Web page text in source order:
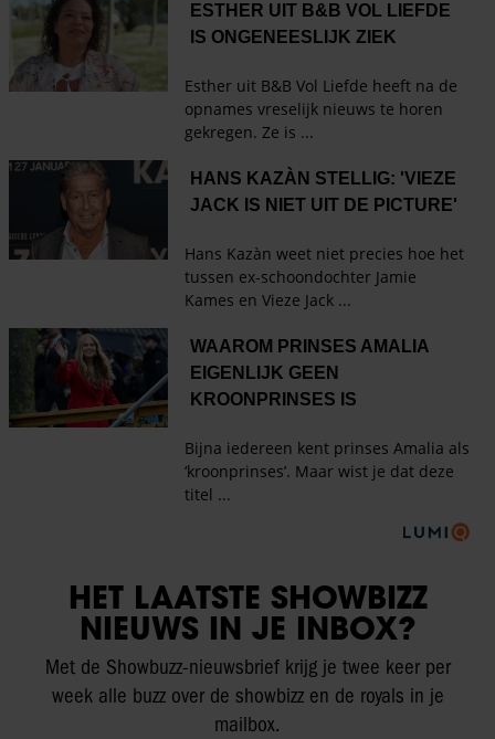
HET LAATSTE SHOWBIZZ
NIEUWS IN JE INBOX?
Met de Showbuzz-nieuwsbrief krijg je twee keer per
week alle buzz over de showbizz en de royals in je
mailbox.